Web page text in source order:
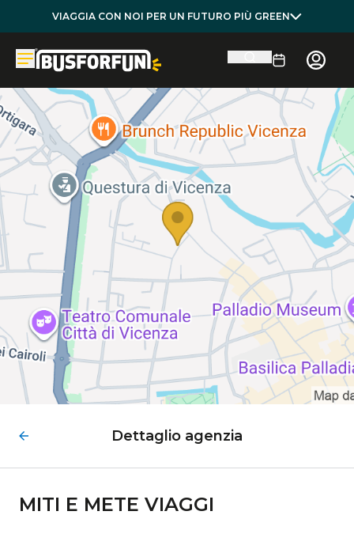
VIAGGIA CON NOI PER UN FUTURO PIÙ GREEN
Dettaglio agenzia
MITI E METE VIAGGI